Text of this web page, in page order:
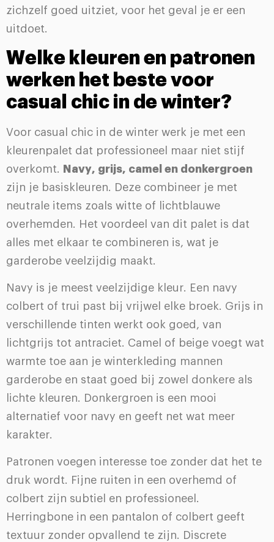
zichzelf goed uitziet, voor het geval je er een
uitdoet.
Welke kleuren en patronen
werken het beste voor
casual chic in de winter?
Voor casual chic in de winter werk je met een
kleurenpalet dat professioneel maar niet stijf
overkomt.
Navy, grijs, camel en donkergroen
zijn je basiskleuren. Deze combineer je met
neutrale items zoals witte of lichtblauwe
overhemden. Het voordeel van dit palet is dat
alles met elkaar te combineren is, wat je
garderobe veelzijdig maakt.
Navy is je meest veelzijdige kleur. Een navy
colbert of trui past bij vrijwel elke broek. Grijs in
verschillende tinten werkt ook goed, van
lichtgrijs tot antraciet. Camel of beige voegt wat
warmte toe aan je winterkleding mannen
garderobe en staat goed bij zowel donkere als
lichte kleuren. Donkergroen is een mooi
alternatief voor navy en geeft net wat meer
karakter.
Patronen voegen interesse toe zonder dat het te
druk wordt. Fijne ruiten in een overhemd of
colbert zijn subtiel en professioneel.
Herringbone in een pantalon of colbert geeft
textuur zonder opvallend te zijn. Discrete